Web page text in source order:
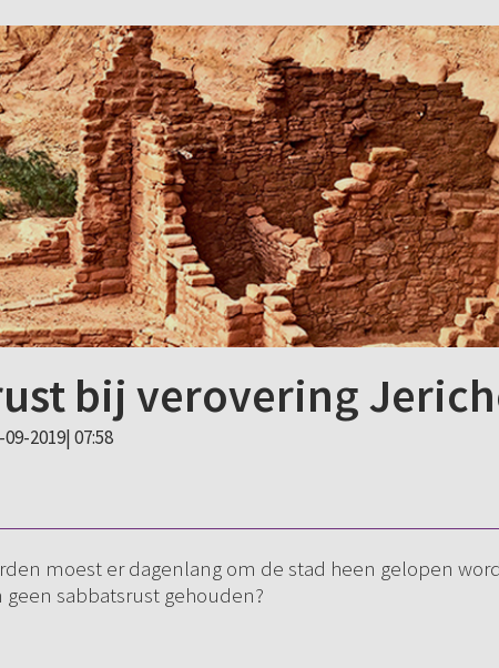
bij verovering
09-2019| 07:58
moest er dagenlang om de stad heen gelopen
sabbatsrust gehouden?